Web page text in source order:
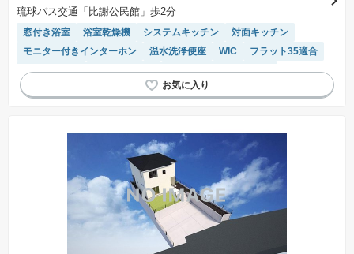
琉球バス交通「比謝公民館」歩2分
窓付き浴室 浴室乾燥機 システムキッチン
対面キッチン
モニター付きインターホン
温水洗浄便座 WIC
フラット35適合
長期優良住宅
トイレ2個以上 接面道路の幅が６m以上